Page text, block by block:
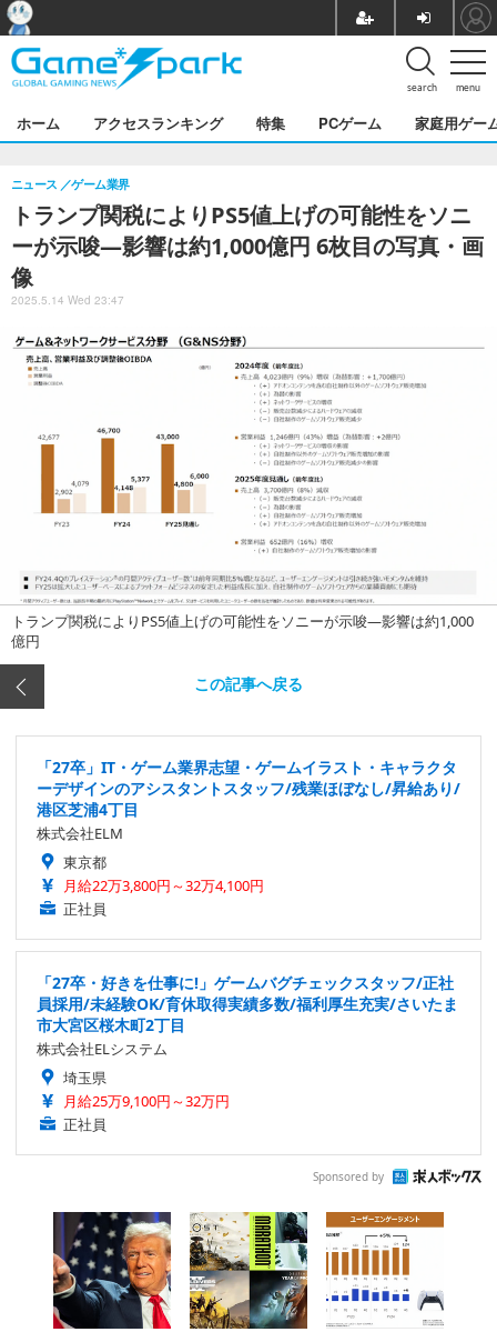
menu
search
ホーム アクセスランキング 特集 PCゲーム 家庭用ゲー
トランプ関税によりPS5値上げの可能性をソニ
ーが示唆―影響は約1,000億円 6枚目の写真・画
像
ニュース ゲーム業界
2025.5.14 Wed 23:47
トランプ関税によりPS5値上げの可能性をソニーが示唆―影響は約1,000
億円
この記事へ戻る
「27卒」IT・ゲーム業界志望・ゲームイラスト・キャラクタ
ーデザインのアシスタントスタッフ/残業ほぼなし/昇給あり/
港区芝浦4丁目
株式会社ELM
東京都
月給22万3,800円～32万4,100円
正社員
「27卒・好きを仕事に!」ゲームバグチェックスタッフ/正社
員採用/未経験OK/育休取得実績多数/福利厚生充実/さいたま
市大宮区桜木町2丁目
株式会社ELシステム
埼玉県
月給25万9,100円～32万円
正社員
Sponsored by